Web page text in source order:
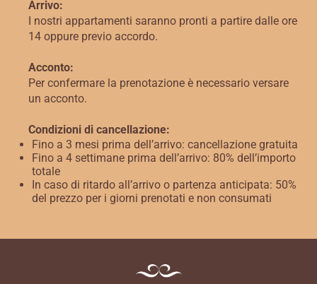
Arrivo:
I nostri appartamenti saranno pronti a partire dalle ore
14 oppure previo accordo.
Acconto:
Per confermare la prenotazione è necessario versare
un acconto.
Condizioni di cancellazione:
Fino a 3 mesi prima dell’arrivo: cancellazione gratuita
Fino a 4 settimane prima dell’arrivo: 80% dell’importo
totale
In caso di ritardo all’arrivo o partenza anticipata: 50%
del prezzo per i giorni prenotati e non consumati